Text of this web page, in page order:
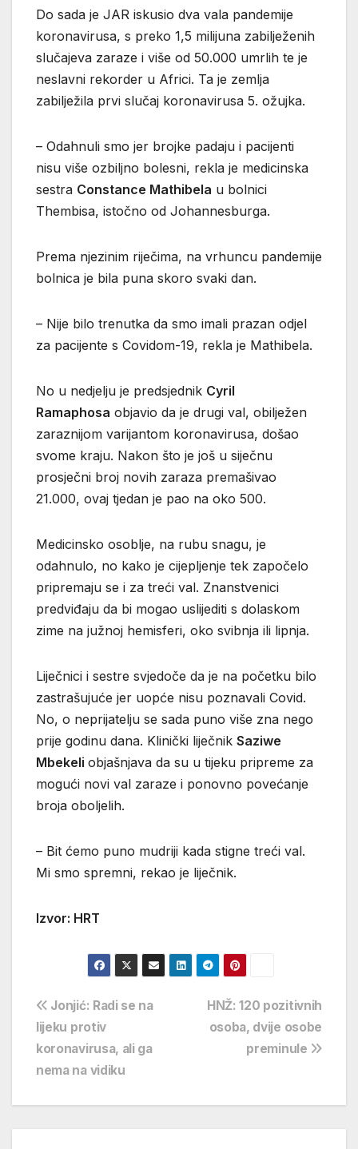
Do sada je JAR iskusio dva vala pandemije
koronavirusa, s preko 1,5 milijuna zabilježenih
slučajeva zaraze i više od 50.000 umrlih te je
neslavni rekorder u Africi. Ta je zemlja
zabilježila prvi slučaj koronavirusa 5. ožujka.
– Odahnuli smo jer brojke padaju i pacijenti
nisu više ozbiljno bolesni, rekla je medicinska
sestra Constance Mathibela u bolnici
Thembisa, istočno od Johannesburga.
Prema njezinim riječima, na vrhuncu pandemije
bolnica je bila puna skoro svaki dan.
– Nije bilo trenutka da smo imali prazan odjel
za pacijente s Covidom-19, rekla je Mathibela.
No u nedjelju je predsjednik Cyril
Ramaphosa objavio da je drugi val, obilježen
zaraznijom varijantom koronavirusa, došao
svome kraju. Nakon što je još u siječnu
prosječni broj novih zaraza premašivao
21.000, ovaj tjedan je pao na oko 500.
Medicinsko osoblje, na rubu snagu, je
odahnulo, no kako je cijepljenje tek započelo
pripremaju se i za treći val. Znanstvenici
predviđaju da bi mogao uslijediti s dolaskom
zime na južnoj hemisferi, oko svibnja ili lipnja.
Liječnici i sestre svjedoče da je na početku bilo
zastrašujuće jer uopće nisu poznavali Covid.
No, o neprijatelju se sada puno više zna nego
prije godinu dana. Klinički liječnik Saziwe
Mbekeli objašnjava da su u tijeku pripreme za
mogući novi val zaraze i ponovno povećanje
broja oboljelih.
– Bit ćemo puno mudriji kada stigne treći val.
Mi smo spremni, rekao je liječnik.
Izvor: HRT
Navigacija
objava
HNŽ: 120 pozitivnih
osoba, dvije osobe
preminule
Jonjić: Radi se na
lijeku protiv
koronavirusa, ali ga
nema na vidiku